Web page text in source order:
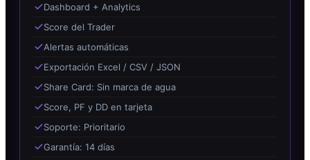
Dashboard + Analytics
Score del Trader
Alertas automáticas
Exportación Excel / CSV / JSON
Share Card: Sin marca de agua
Score, PF y DD en tarjeta
Soporte: Prioritario
Garantía: 14 días